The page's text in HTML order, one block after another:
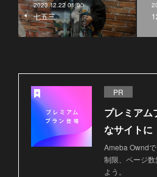
2023.12.22 01:00
七五三
PR
プレミアム
なサイトに
Ameba Ownd
制限、ページ
よう。